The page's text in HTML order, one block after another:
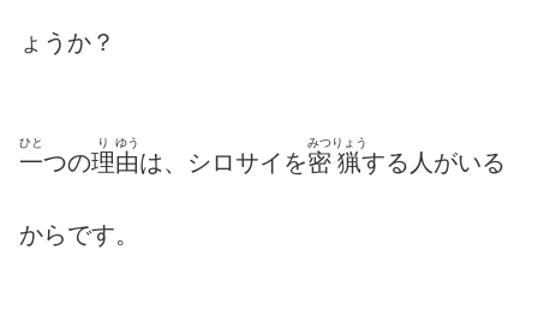
ょうか？
一
ひと
つの理
り
由
ゆう
は、シロサイを密
みつ
猟
りょう
する人がいる
からです。